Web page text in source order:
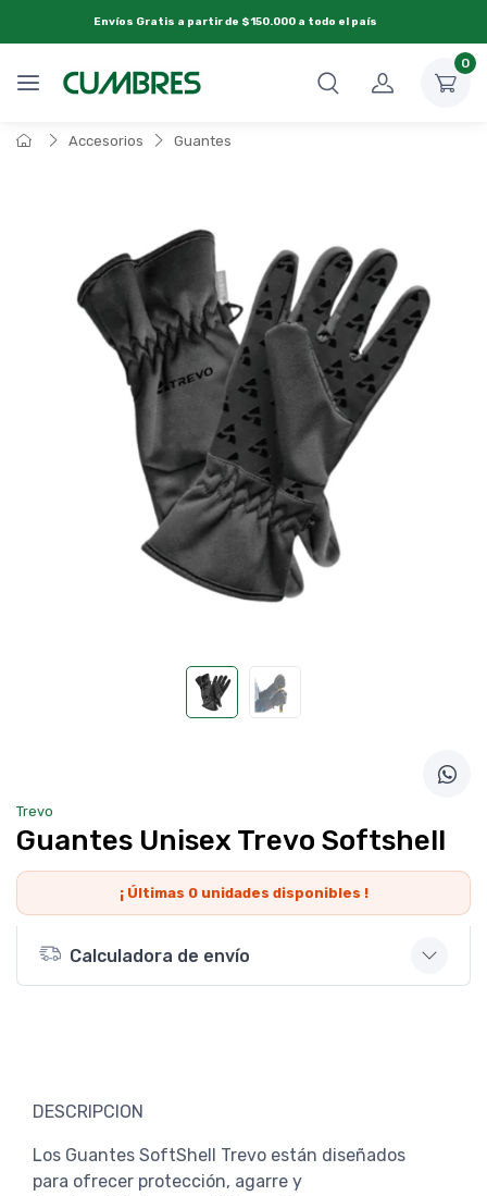
Envíos Gratis a partir de $150.000 a todo el país
0
Accesorios Guantes
Trevo
Guantes Unisex Trevo Softshell
¡ Últimas 0unidades disponibles !
Calculadora de envío
DESCRIPCION
Los Guantes SoftShell Trevo están diseñados
para ofrecer protección, agarre y